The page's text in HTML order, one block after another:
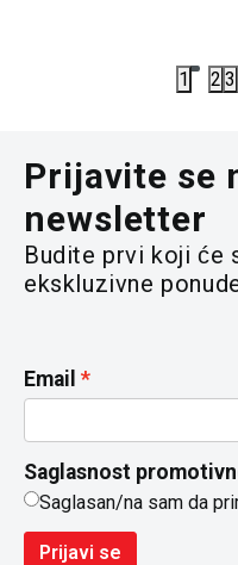
1 2 3
Prijavite se
newsletter
Budite prvi koji će
ekskluzivne
Email
Saglasnost
Saglasan/na sam da
Prijavi se